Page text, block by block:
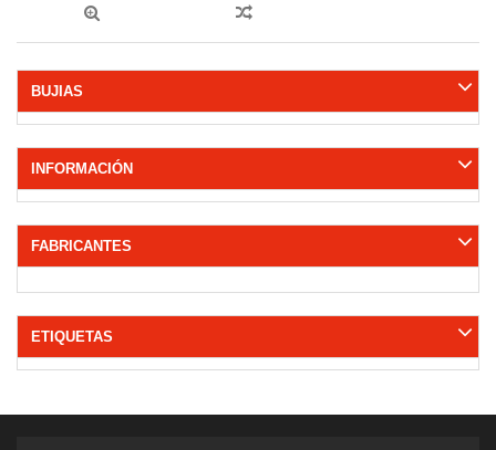
BUJIAS
INFORMACIÓN
FABRICANTES
ETIQUETAS